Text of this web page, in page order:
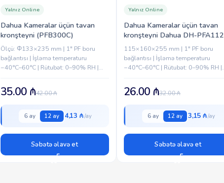
Dahua Kameralar üçün tavan
kronşteyni (PFB300C)
Yalnız Online
Ölçü: Φ133×235 mm | 1″ PF boru
bağlantısı | İşləmə temperaturu
−40°C–60°C | Rütubət: 0–90% RH |
Uyğun modellər: PFA100,...
42.00₼
35.00 ₼
6 ay 12 ay 4,13 ₼
Səbətə əlavə et
Dahua Kameralar üçün tavan
kronşteyni Dahua DH-PFA112
Yalnız Online
115×160×255 mm | 1″ PF boru
bağlantısı | İşləmə temperaturu
−40°C–60°C | Rütubət: 0–90% RH |
Uyğun modellər: DH-PFA112
32.00₼
26.00 ₼
6 ay 12 ay 3,15 ₼
Səbətə əlavə et